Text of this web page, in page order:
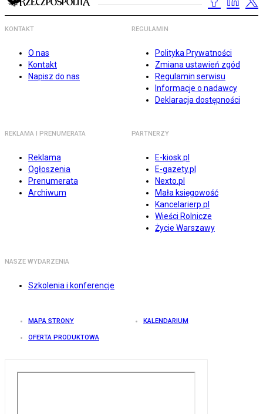
KONTAKT
O nas
Kontakt
Napisz do nas
REGULAMIN
Polityka Prywatności
Zmiana ustawień zgód
Regulamin serwisu
Informacje o nadawcy
Deklaracja dostępności
REKLAMA I PRENUMERATA
Reklama
Ogłoszenia
Prenumerata
Archiwum
PARTNERZY
E-kiosk.pl
E-gazety.pl
Nexto.pl
Mała księgowość
Kancelarierp.pl
Wieści Rolnicze
Życie Warszawy
NASZE WYDARZENIA
Szkolenia i konferencje
MAPA STRONY KALENDARIUM
OFERTA PRODUKTOWA